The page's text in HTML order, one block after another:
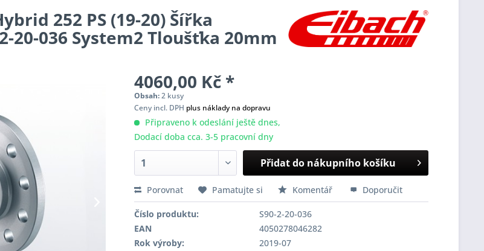
252 PS (19-20) Šířka
20-036 System2 Tloušťka 20mm
4060,00 Kč *
Obsah:2 kusy
Ceny incl. DPH plus náklady na dopravu
Připraveno k odeslání ještě dnes,
Dodací doba cca. 3-5 pracovní dny
Přidat do nákupního košíku
Porovnat Pamatujte si Komentář Doporučit
Číslo produktu:
S90-2-20-036
EAN
4050278046282
Rok výroby:
2019-07